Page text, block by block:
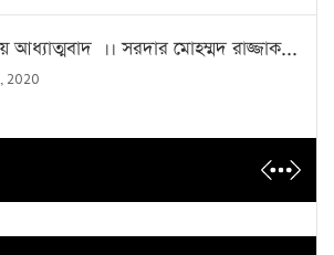
আধ্যাত্মবাদ ।। সরদার মোহম্মদ রাজ্জাক...
2020